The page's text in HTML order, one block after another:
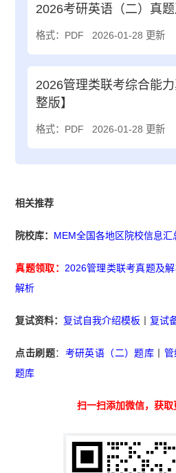
2026考研英语（二）真
格式：PDF 2026-01-28 更新
2026管理类联考综合能
整版】
格式：PDF 2026-01-28 更新
相关推荐
院校库： MEM全国各地区院校信息汇
真题领取： 2026管理类联考真题及
解析
复试资料：复试自我介绍模板 丨复试
点击刷题： 考研英语（二）题库 管
题库
扫一扫添加微信，获